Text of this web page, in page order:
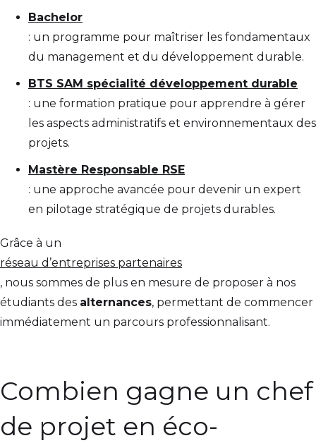
Bachelor
: un programme pour maîtriser les fondamentaux
du management et du développement durable.
BTS SAM spécialité développement durable
: une formation pratique pour apprendre à gérer
les aspects administratifs et environnementaux des
projets.
Mastère Responsable RSE
: une approche avancée pour devenir un expert
en pilotage stratégique de projets durables.
Grâce à un
réseau d’entreprises partenaires
, nous sommes de plus en mesure de proposer à nos
étudiants des alternances, permettant de commencer
immédiatement un parcours professionnalisant.
Combien gagne un chef
de projet en éco-